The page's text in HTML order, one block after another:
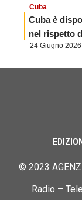
Cuba
Cuba è
nel rispetto
24 Giugno 2026
© 2023
Radio –